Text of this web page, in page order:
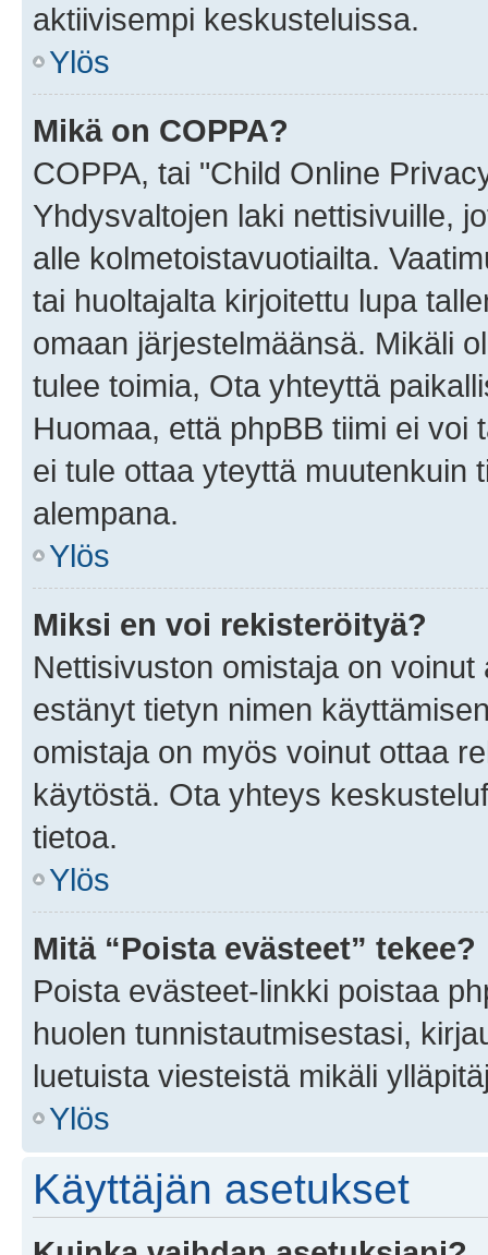
aktiivisempi keskusteluissa.
Ylös
Mikä on COPPA?
COPPA, tai "Child Online
Yhdysvaltojen laki nettisivuille,
alle kolmetoistavuotiailta.
tai huoltajalta kirjoitettu lupa
omaan järjestelmäänsä. Mikäli
tulee toimia, Ota yhteyttä
Huomaa, että phpBB tiimi ei
ei tule ottaa yteyttä muutenkuin
alempana.
Ylös
Miksi en voi rekisteröityä?
Nettisivuston omistaja on
estänyt tietyn nimen
omistaja on myös voinut ottaa
käytöstä. Ota yhteys
tietoa.
Ylös
Mitä “Poista evästeet” tekee?
Poista evästeet-linkki poistaa
huolen tunnistautmisestasi,
luetuista viesteistä mikäli
Ylös
Käyttäjän asetukset